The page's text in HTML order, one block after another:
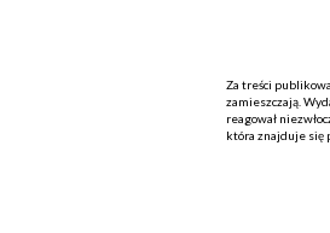
Za treści
zamieszczają.
reagował
która znajduje się